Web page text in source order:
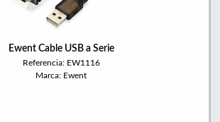
Ewent Cable USB a Serie
Referencia: EW1116
Marca: Ewent